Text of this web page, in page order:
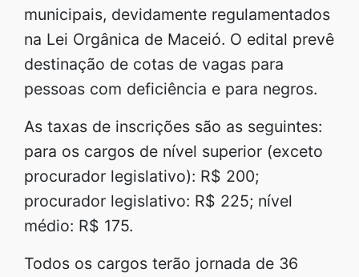
municipais, devidamente regulamentados
na Lei Orgânica de Maceió. O edital prevê
destinação de cotas de vagas para
pessoas com deficiência e para negros.
As taxas de inscrições são as seguintes:
para os cargos de nível superior (exceto
procurador legislativo): R$ 200;
procurador legislativo: R$ 225; nível
médio: R$ 175.
Todos os cargos terão jornada de 36